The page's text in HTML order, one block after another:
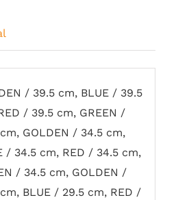
/ 39.5 cm, BLUE / 39.5
/ 39.5 cm, GREEN /
GOLDEN / 34.5 cm,
/ 34.5 cm, RED / 34.5 cm,
/ 34.5 cm, GOLDEN /
BLUE / 29.5 cm, RED /